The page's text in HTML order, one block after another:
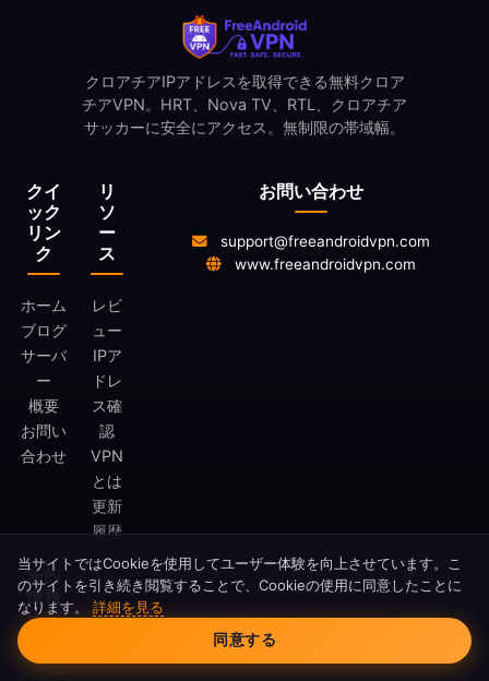
クイ
ック
リン
ク
ホーム
ブログ
サーバ
ー
概要
お問い
合わせ
リ
ソ
ー
ス
レビ
ュー
IPア
ドレ
ス確
認
VPN
とは
更新
履歴
法的
情報
プライ
バシー
クロアチアIPアドレスを取得できる無料クロア
チアVPN。HRT、Nova TV、RTL、クロアチア
サッカーに安全にアクセス。無制限の帯域幅。
お問い合わせ
support@freeandroidvpn.com
www.freeandroidvpn.com
Cookieの同意
当サイトではCookieを使用してユーザー体験を向上させています。こ
のサイトを引き続き閲覧することで、Cookieの使用に同意したことに
なります。 詳細を見る
同意する